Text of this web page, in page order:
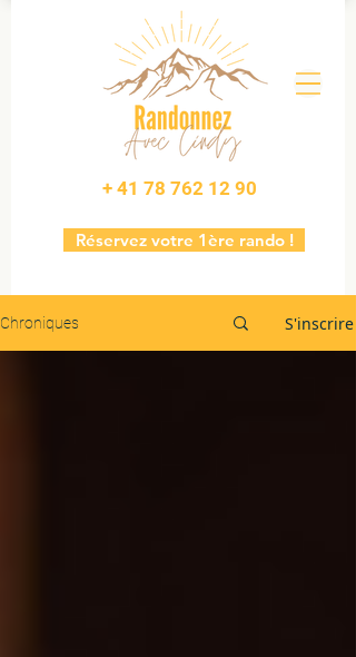
+ 41 78 762 12 90
Réservez votre 1ère rando !
Chroniques S'inscrire